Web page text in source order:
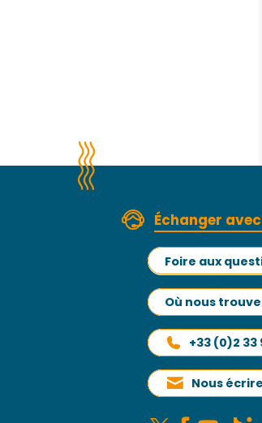
Échanger
Foire aux
Où nous
+33 (0)2 33
Nous écrire